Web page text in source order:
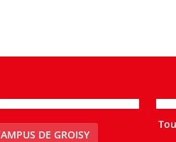
DE GROISY